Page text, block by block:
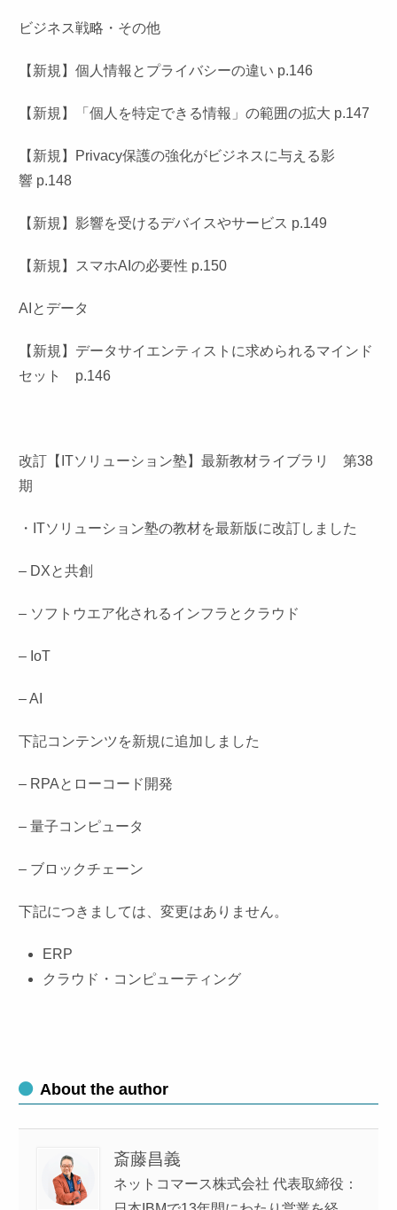
ビジネス戦略・その他
【新規】個人情報とプライバシーの違い p.146
【新規】「個人を特定できる情報」の範囲の拡大 p.147
【新規】Privacy保護の強化がビジネスに与える影
響 p.148
【新規】影響を受けるデバイスやサービス p.149
【新規】スマホAIの必要性 p.150
AIとデータ
【新規】データサイエンティストに求められるマインド
セット p.146
改訂【ITソリューション塾】最新教材ライブラリ 第38
期
・ITソリューション塾の教材を最新版に改訂しました
– DXと共創
– ソフトウエア化されるインフラとクラウド
– IoT
– AI
下記コンテンツを新規に追加しました
– RPAとローコード開発
– 量子コンピュータ
– ブロックチェーン
下記につきましては、変更はありません。
ERP
クラウド・コンピューティング
About the author
斎藤昌義
ネットコマース株式会社 代表取締役：